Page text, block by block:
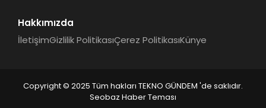
Hakkımızda
İletişimGizlilik PolitikasıÇerez PolitikasıKünye
Copyright © 2025 Tüm hakları TEKNO GÜNDEM 'de saklıdır.
Seobaz Haber Teması